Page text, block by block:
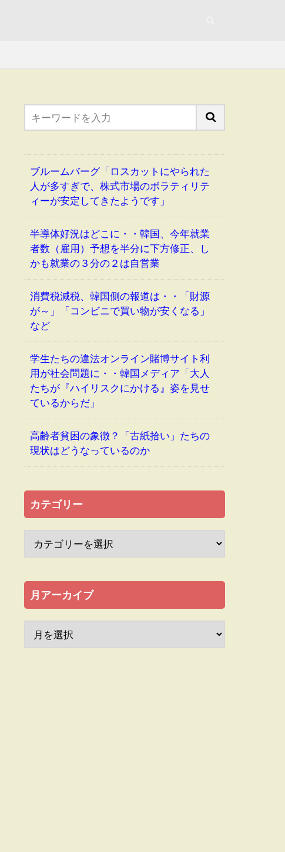
ブルームバーグ「ロスカットにやられた
人が多すぎで、株式市場のボラティリテ
ィーが安定してきたようです」
半導体好況はどこに・・韓国、今年就業
者数（雇用）予想を半分に下方修正、し
かも就業の３分の２は自営業
消費税減税、韓国側の報道は・・「財源
が～」「コンビニで買い物が安くなる」
など
学生たちの違法オンライン賭博サイト利
用が社会問題に・・韓国メディア「大人
たちが『ハイリスクにかける』姿を見せ
ているからだ」
高齢者貧困の象徴？「古紙拾い」たちの
現状はどうなっているのか
カテゴリー
月アーカイブ